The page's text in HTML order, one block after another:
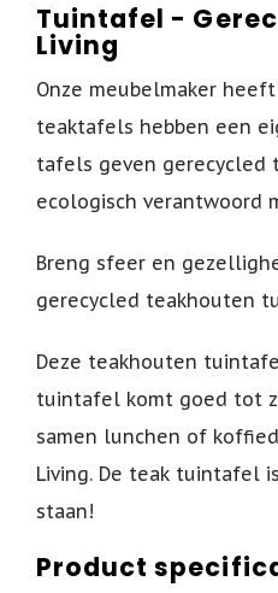
Tuintafel -
Living
Onze meubelmaker
teaktafels hebben een
tafels geven gerecycled
ecologisch verantwoord
Breng sfeer en
gerecycled teakhouten
Deze teakhouten
tuintafel komt goed tot
samen lunchen of
Living. De teak tuintafel
staan!
Product